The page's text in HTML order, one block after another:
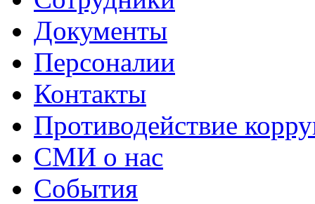
Документы
Персоналии
Контакты
Противодействие
СМИ о нас
События